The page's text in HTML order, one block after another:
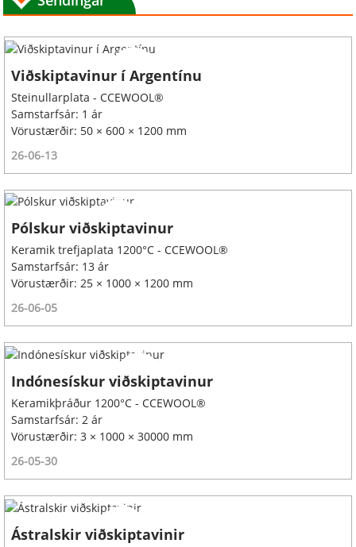
Viðskiptavinur í Argentínu
Steinullarplata - CCEWOOL®
Samstarfsár: 1 ár
Vörustærðir: 50 × 600 × 1200 mm
26-06-13
Pólskur viðskiptavinur
Keramik trefjaplata 1200°C - CCEWOOL®
Samstarfsár: 13 ár
Vörustærðir: 25 × 1000 × 1200 mm
26-06-05
Indónesískur viðskiptavinur
Keramikþráður 1200°C - CCEWOOL®
Samstarfsár: 2 ár
Vörustærðir: 3 × 1000 × 30000 mm
26-05-30
Ástralskir viðskiptavinir